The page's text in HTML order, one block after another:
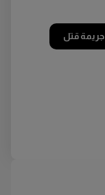
جريمة قتل